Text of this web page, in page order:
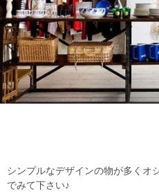
シンプルなデザインの物が多くオ
でみて下さい♪